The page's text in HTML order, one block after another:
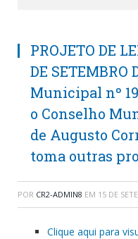
PROJETO DE
DE SETEMBRO
Municipal nº
o Conselho
de Augusto
toma outras
POR CR2-ADMIN8 EM 15 DE
Clique aqui para